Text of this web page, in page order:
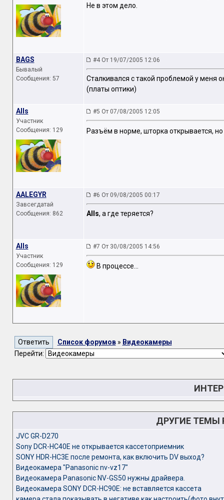
Не в этом дело.
BAGS
Бывалый
Сообщения: 57
#4 От 19/07/2005 12:06
Сталкивался с такой проблемой у меня
(платы оптики)
Alls
Участник
Сообщения: 129
#5 От 07/08/2005 12:05
Разъём в норме, шторка открывается, но
AALEGYR
Завсегдатай
Сообщения: 862
#6 От 09/08/2005 00:17
Alls, а где теряется?
Alls
Участник
Сообщения: 129
#7 От 30/08/2005 14:56
В процессе...
Список форумов» Видеокамеры
Перейти:
ДРУГИЕ ТЕМЫ
JVC GR-D270
Sony DCR-HC40E не открывается кассетоприемник
SONY HDR-HC3E после ремонта, как включить DV выход?
Видеокамера "Panasonic nv-vz17"
Видеокамера Panasonic NV-GS50 нужны драйвера.
Видеокамера SONY DCR-HC90E: не вставляется кассета